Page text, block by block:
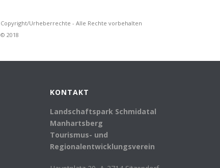
Copyright/Urheberrechte - Alle Rechte vorbehalten
© 2018
KONTAKT
Landschaftspark Schmidatal
Manhartsberg
Tourismus- und
Regionalentwicklungsverein